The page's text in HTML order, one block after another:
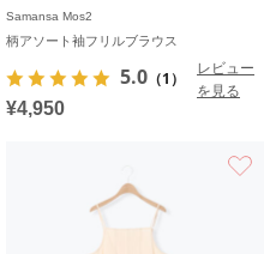
Samansa Mos2
柄アソート袖フリルブラウス
5.0 （1）
レビュー
を見る
¥4,950